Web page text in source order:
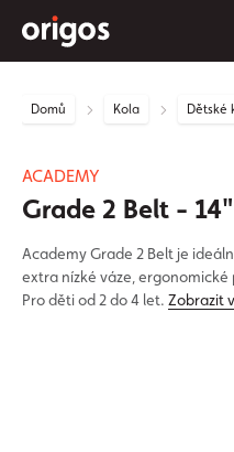
Domů Kola Dětské
ACADEMY
Grade 2 Belt -
Academy Grade 2 Belt je
extra nízké váze,
Pro děti od 2 do 4 let. Zobrazit